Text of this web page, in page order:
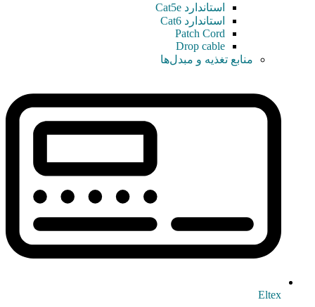
استاندارد Cat5e
استاندارد Cat6
Patch Cord
Drop cable
منابع تغذیه و مبدل‌ها
Eltex